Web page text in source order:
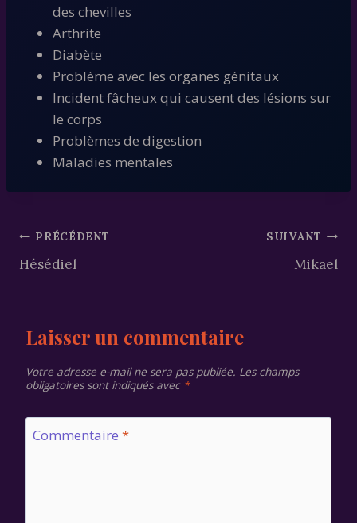
des chevilles
Arthrite
Diabète
Problème avec les organes génitaux
Incident fâcheux qui causent des lésions sur
le corps
Problèmes de digestion
Maladies mentales
Navigation
de
PRÉCÉDENT
Hésédiel
SUIVANT
Mikael
Laisser un commentaire
Votre adresse e-mail ne sera pas publiée. Les champs
obligatoires sont indiqués avec *
Commentaire *